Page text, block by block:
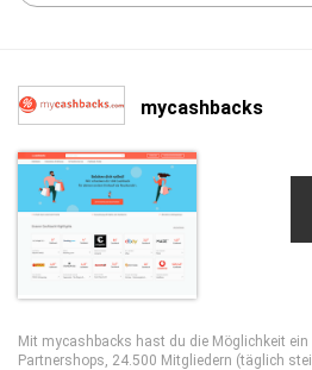
mycashbacks
Mit mycashbacks hast du die Möglichkeit
Partnershops, 24.500 Mitgliedern (täglich